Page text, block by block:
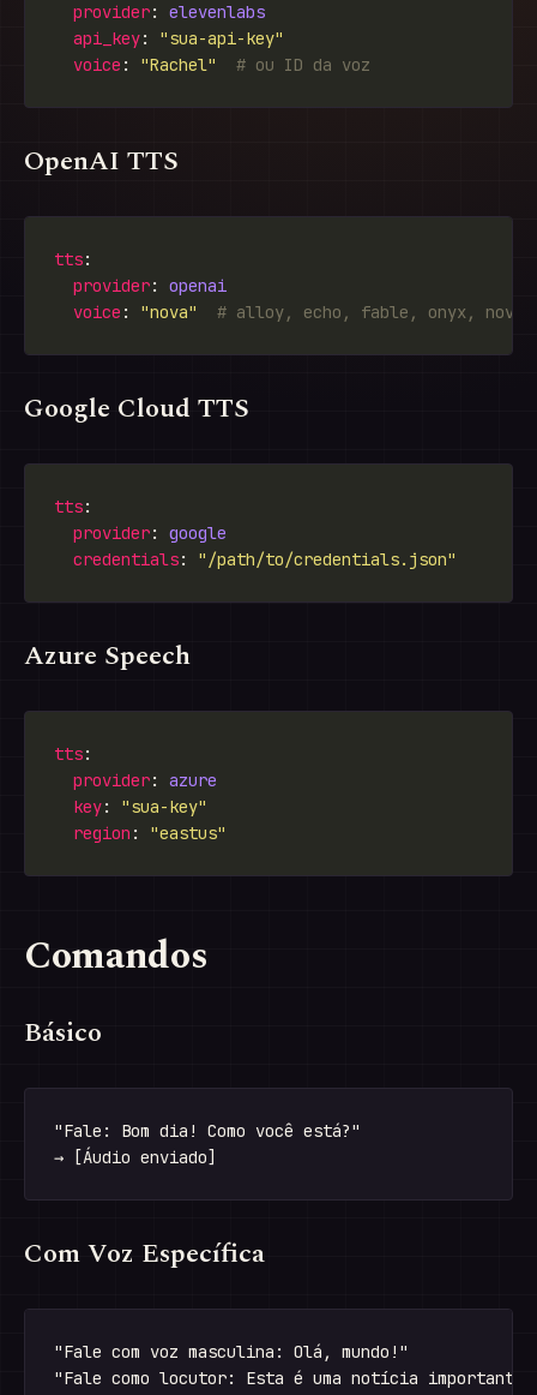
provider: elevenlabs
api_key: "sua-api-key"
voice : "Rachel" # ou ID da voz
OpenAI TTS
tts
provider: openai
voice : "nova" # alloy, echo, fable, onyx, nova,
Google Cloud TTS
tts
provider: google
credentials: "/path/to/credentials.json"
Azure Speech
tts
provider: azure
key: "sua-key"
region : "eastus"
Comandos
Básico
"Fale: Bom dia! Como você está?"
Com Voz Específica
"Fale com voz masculina: Olá, mundo!"